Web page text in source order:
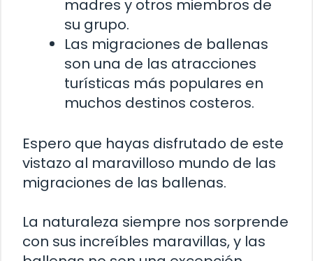
madres y otros miembros de
su grupo.
Las migraciones de ballenas
son una de las atracciones
turísticas más populares en
muchos destinos costeros.
Espero que hayas disfrutado de este
vistazo al maravilloso mundo de las
migraciones de las ballenas.
La naturaleza siempre nos sorprende
con sus increíbles maravillas, y las